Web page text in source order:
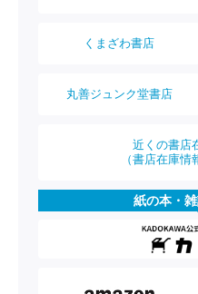
くまざわ書店
丸善ジュンク堂書店
近くの書店
（書店在庫情
紙の本・